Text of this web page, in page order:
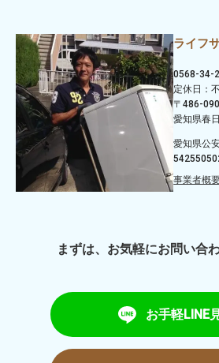
ライフ
0568-34-
定休日：
〒486-
愛知県春
愛知県公
事業者概
まずは、お気軽にお問い合
お手軽LINE